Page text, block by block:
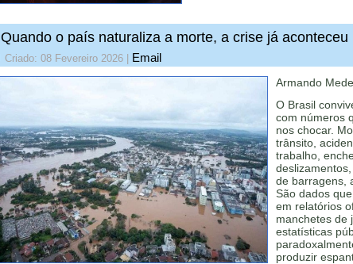
Quando o país naturaliza a morte, a crise já aconteceu
Criado: 08 Fevereiro 2026 Email
Armando
O Brasil
com números
nos chocar.
trânsito,
trabalho,
de barragens,
São dados
em relatórios
manchetes de
estatísticas
produzir